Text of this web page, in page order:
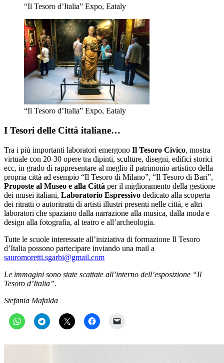
“Il Tesoro d’Italia” Expo, Eataly
“Il Tesoro d’Italia” Expo, Eataly
I Tesori delle Città italiane…
Tra i più importanti laboratori emergono Il Tesoro Civico, mostra
virtuale con 20-30 opere tra dipinti, sculture, disegni, edifici storici
ecc, in grado di rappresentare al meglio il patrimonio artistico della
propria città ad esempio “Il Tesoro di Milano”, “Il Tesoro di Bari”,
Proposte al Museo e alla Città per il miglioramento della gestione
dei musei italiani, Laboratorio Espressivo dedicato alla scoperta
dei ritratti o autoritratti di artisti illustri presenti nelle città, e altri
laboratori che spaziano dalla narrazione alla musica, dalla moda e
design alla fotografia, al teatro e all’archeologia.
Tutte le scuole interessate all’iniziativa di formazione Il Tesoro
d’Italia possono partecipare inviando una mail a
sauromoretti.sgarbi@gmail.com
Le immagini sono state scattate all’interno dell’esposizione “Il
Tesoro d’Italia”.
Stefania Mafalda